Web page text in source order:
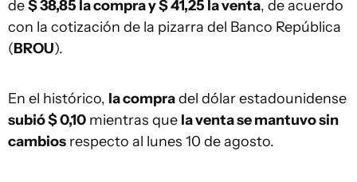
de$ 38,85 la compra y $ 41,25 la venta, de acuerdo
con la cotización de la pizarra del Banco República
(BROU).
En el histórico, la compradel dólar estadounidense
subió $ 0,10 mientras que la venta se mantuvo sin
cambios respecto al lunes 10 de agosto.